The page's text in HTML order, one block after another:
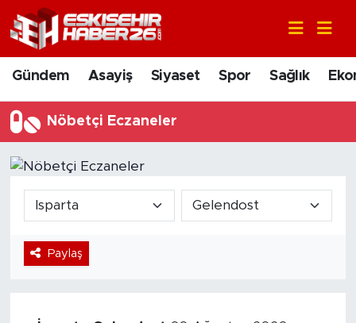
Gündem Asayiş Siyaset Spor Sağlık
Nöbetçi Eczaneler
Paylaş
Gündem
Asayiş
Siyaset
Sağlık
Ekonomi
Nöbetçi Eczaneler
Hava Durumu
Trafik Durumu
Tüm Manşetler
Son Dakika Haberleri